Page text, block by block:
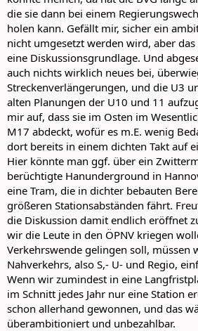
die sie dann bei einem
holen kann. Gefällt mir, sicher ein
nicht umgesetzt werden wird, aber
eine Diskussionsgrundlage. Und
auch nichts wirklich neues bei,
Streckenverlängerungen, und die U3
alten Planungen der U10 und 11
mir auf, dass sie im Osten im
M17 abdeckt, wofür es m.E. wenig
dort bereits in einem dichten Takt auf
Hier könnte man ggf. über ein
berüchtigte Hanunderground in
eine Tram, die in dichter bebauten
größeren Stationsabständen fährt.
die Diskussion damit endlich eröffnet
wir die Leute in den ÖPNV kriegen
Verkehrswende gelingen soll, müssen
Nahverkehrs, also S,- U- und Regio,
Wenn wir zumindest in eine
im Schnitt jedes Jahr nur eine Station
schon allerhand gewonnen, und das
überambitioniert und unbezahlbar.